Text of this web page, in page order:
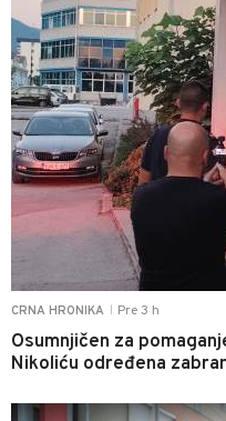
CRNA HRONIKA Pre 3 h
Osumnjičen za
Nikoliću određena